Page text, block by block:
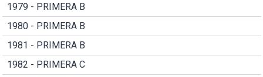
1979 - PRIMERA B
1980 - PRIMERA B
1981 - PRIMERA B
1982 - PRIMERA C